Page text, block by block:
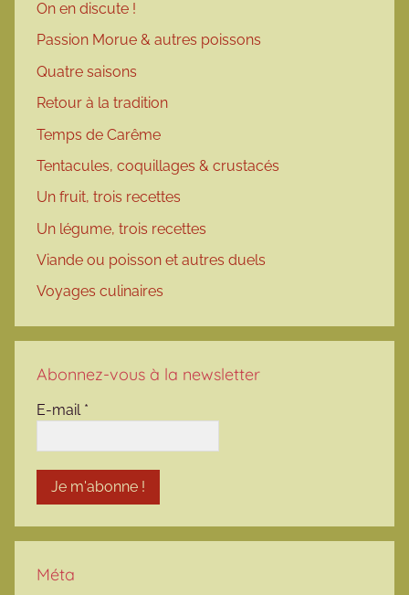
On en discute !
Passion Morue & autres poissons
Quatre saisons
Retour à la tradition
Temps de Carême
Tentacules, coquillages & crustacés
Un fruit, trois recettes
Un légume, trois recettes
Viande ou poisson et autres duels
Voyages culinaires
Abonnez-vous à la newsletter
E-mail *
Méta